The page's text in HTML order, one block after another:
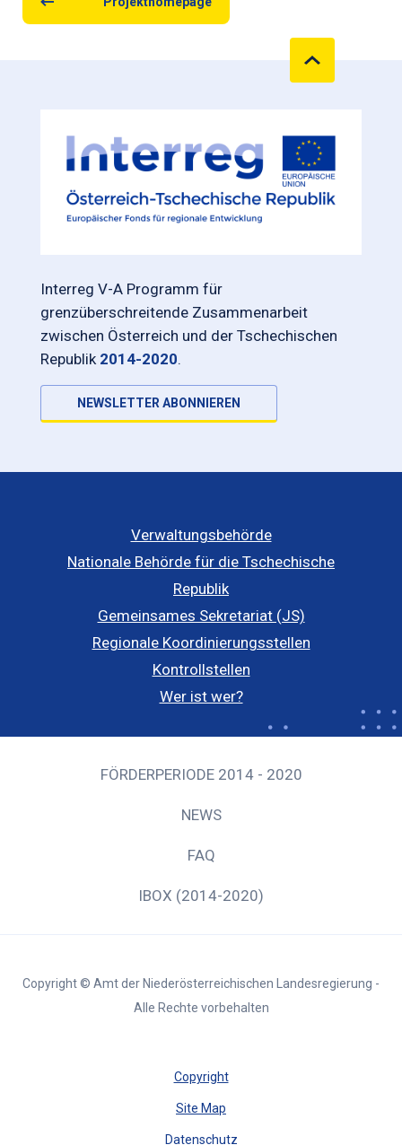
Interreg V-A Programm für
grenzüberschreitende Zusammenarbeit
zwischen Österreich und der Tschechischen
Republik 2014-2020.
NEWSLETTER ABONNIEREN
Verwaltungsbehörde
Nationale Behörde für die Tschechische
Republik
Gemeinsames Sekretariat (JS)
Regionale Koordinierungsstellen
Kontrollstellen
Wer ist wer?
FÖRDERPERIODE 2014 - 2020
NEWS
FAQ
IBOX (2014-2020)
Copyright © Amt der Niederösterreichischen Landesregierung -
Alle Rechte vorbehalten
Copyright
Site Map
Datenschutz